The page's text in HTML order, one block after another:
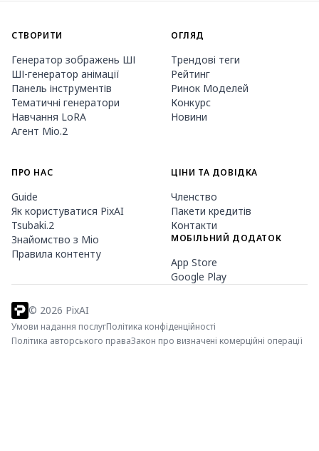
СТВОРИТИ
Генератор зображень ШІ
ШІ-генератор анімації
Панель інструментів
Тематичні генератори
Навчання LoRA
Агент Mio.2
ОГЛЯД
Трендові теги
Рейтинг
Ринок Моделей
Конкурс
Новини
ПРО НАС
Guide
Як користуватися PixAI
Tsubaki.2
Знайомство з Mio
Правила контенту
ЦІНИ ТА ДОВІДКА
Членство
Пакети кредитів
Контакти
МОБІЛЬНИЙ ДОДАТОК
App Store
Google Play
© 2026 PixAI
Умови надання послугПолітика конфіденційності
Політика авторського праваЗакон про визначені комерційні операції